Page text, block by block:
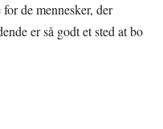
de mennesker, der
er så godt et sted at bo